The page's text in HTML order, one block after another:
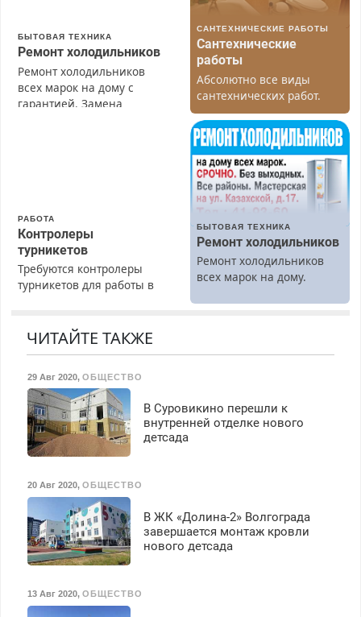
БЫТОВАЯ ТЕХНИКА
Ремонт холодильников
Ремонт холодильников
всех марок на дому с
гарантией. Замена
САНТЕХНИЧЕСКИЕ РАБОТЫ
Сантехнические
работы
Абсолютно все виды
сантехнических работ.
Быстро. Качественно.
Недорого.
РАБОТА
Контролеры
турникетов
Требуются контролеры
турникетов для работы в
Прием по ТК РФ. График
работы любой.
З/п – до 96000 рублей до
вычета налогов.
Ежемесячно
выплачивается денежная
премия. Возможно
бесплатное обучение,
получение документов,
работа инспектором по
транспортной
безопасности с з/п до
125000 руб.
БЫТОВАЯ ТЕХНИКА
Ремонт холодильников
Ремонт холодильников
всех марок на дому.
ЧИТАЙТЕ ТАКЖЕ
29 Авг 2020, ОБЩЕСТВО
В Суровикино перешли к
внутренней отделке нового
детсада
20 Авг 2020, ОБЩЕСТВО
В ЖК «Долина-2» Волгограда
завершается монтаж кровли
нового детсада
13 Авг 2020, ОБЩЕСТВО